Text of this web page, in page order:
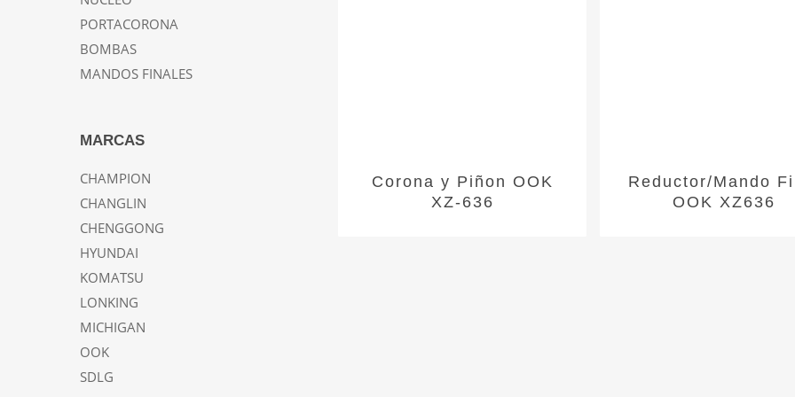
PORTACORONA
BOMBAS
MANDOS FINALES
MARCAS
CHAMPION
CHANGLIN
CHENGGONG
HYUNDAI
KOMATSU
LONKING
MICHIGAN
OOK
SDLG
Corona y Piñon OOK
XZ-636
Reductor/Mando
OOK XZ636